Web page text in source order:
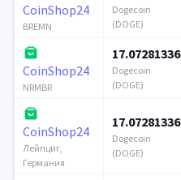
CoinShop24
BREMN
Dogecoin
(DOGE)
CoinShop24
NRMBR
17.07281336
Dogecoin
(DOGE)
CoinShop24
Лейпциг,
Германия
17.07281336
Dogecoin
(DOGE)